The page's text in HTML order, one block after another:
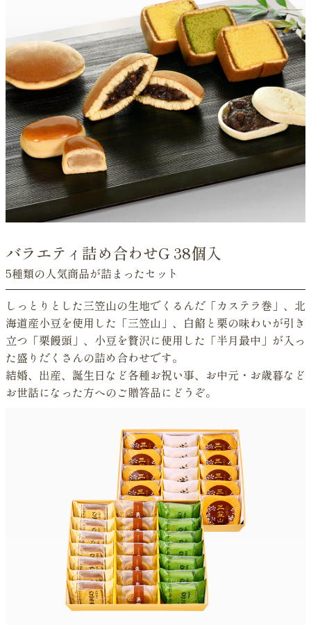
バラエティ詰め合わせG 38個入
5種類の人気商品が詰まったセット
しっとりとした三笠山の生地でくるんだ「カステラ巻」、北
海道産小豆を使用した「三笠山」、白餡と栗の味わいが引き
立つ「栗饅頭」、小豆を贅沢に使用した「半月最中」が入っ
た盛りだくさんの詰め合わせです。
結婚、出産、誕生日など各種お祝い事、お中元・お歳暮など
お世話になった方へのご贈答品にどうぞ。